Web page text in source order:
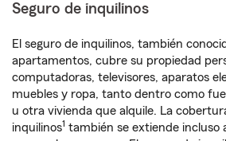
Seguro de inquilinos
El seguro de inquilinos, también
apartamentos, cubre su propiedad
computadoras, televisores, aparatos
muebles y ropa, tanto dentro como
u otra vivienda que alquile. La
inquilinos1 también se extiende incluso